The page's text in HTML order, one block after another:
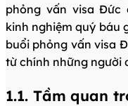
phỏng vấn visa Đức
kinh nghiệm quý báu
buổi phỏng vấn visa
từ chính những người
1.1. Tầm quan